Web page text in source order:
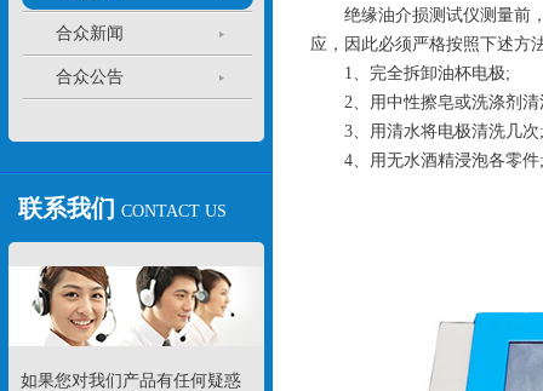
合众新闻
合众公告
联系我们 CONTACT US
如果您对我们产品有任何疑惑
绝缘油介损测试仪测量前，
应，因此必须严格按照下述方
1、完全拆卸油杯电极;
2、用中性擦皂或洗涤剂清
3、用清水将电极清洗几次;
4、用无水酒精浸泡各零件;